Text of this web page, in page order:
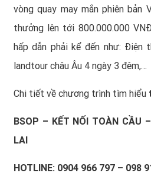
vòng quay may mắn phiên bản
thưởng lên tới 800.000.000
hấp dẫn phải kể đến như: Điện
landtour châu Âu 4 ngày 3 đêm,…
Chi tiết về chương trình tìm hiểu
BSOP – KẾT NỐI TOÀN CẦU
LAI
HOTLINE: 0904 966 797 – 098